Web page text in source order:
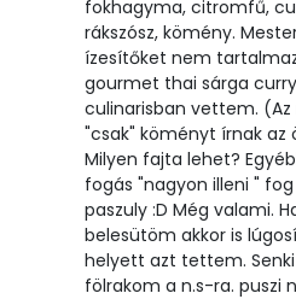
fokhagyma, citromfű,
rákszósz, kömény.
ízesítőket nem
gourmet thai sárga
culinarisban vettem.
"csak" köményt írnak az
Milyen fajta lehet?
fogás "nagyon illeni "
paszuly :D Még valami.
belesütöm akkor is
helyett azt tettem.
fölrakom a n.s-ra. puszi